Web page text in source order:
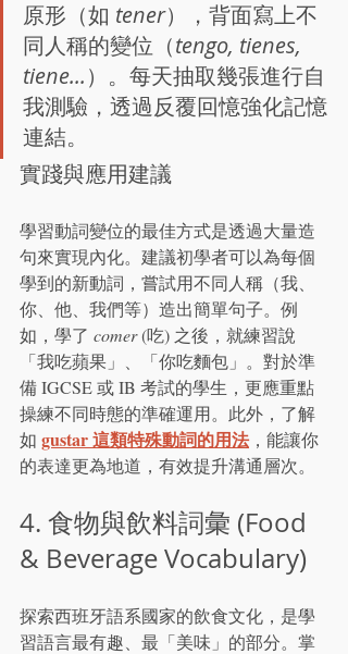
原形（如 tener），背面寫上不
同人稱的變位（tengo, tienes,
tiene...）。每天抽取幾張進行自
我測驗，透過反覆回憶強化記憶
連結。
實踐與應用建議
學習動詞變位的最佳方式是透過大量造
句來實現內化。建議初學者可以為每個
學到的新動詞，嘗試用不同人稱（我、
你、他、我們等）造出簡單句子。例
如，學了 comer (吃) 之後，就練習說
「我吃蘋果」、「你吃麵包」。對於準
備 IGCSE 或 IB 考試的學生，更應重點
操練不同時態的準確運用。此外，了解
如 gustar 這類特殊動詞的用法，能讓你
的表達更為地道，有效提升溝通層次。
4. 食物與飲料詞彙 (Food
& Beverage Vocabulary)
探索西班牙語系國家的飲食文化，是學
習語言最有趣、最「美味」的部分。掌